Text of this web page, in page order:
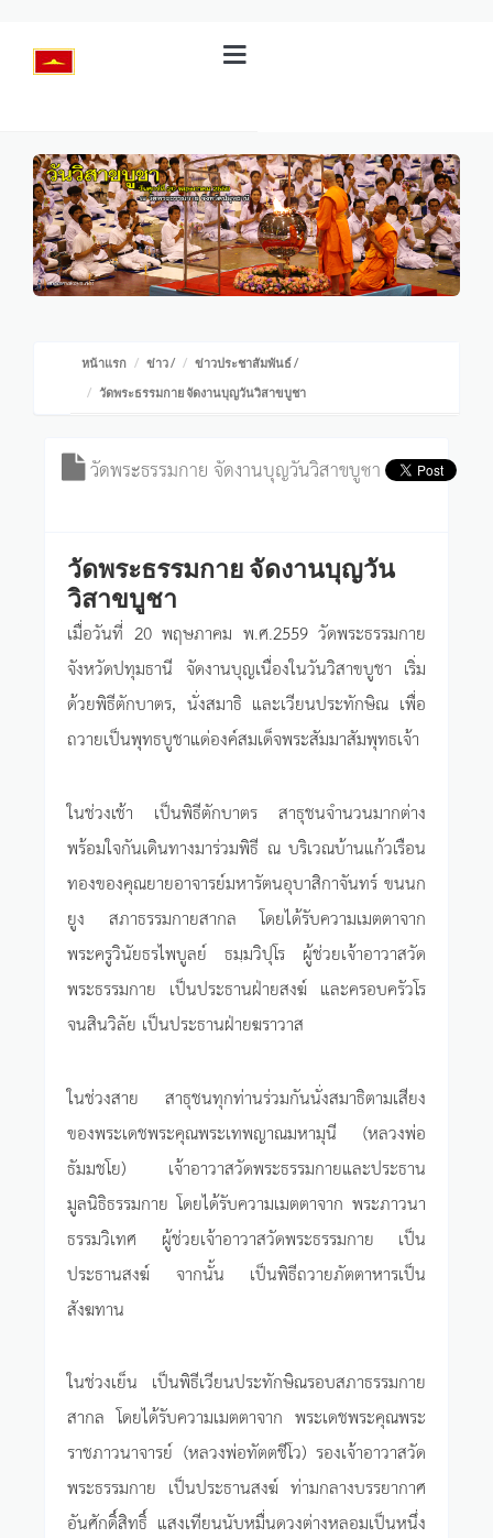
หน้าแรก ข่าว/ ข่าวประชาสัมพันธ์/
วัดพระธรรมกาย จัดงานบุญวันวิสาขบูชา
วัดพระธรรมกาย จัดงานบุญวันวิสาขบูชา
วัดพระธรรมกาย จัดงานบุญวัน
วิสาขบูชา
เมื่อวันที่ 20 พฤษภาคม พ.ศ.2559 วัดพระธรรมกาย
จังหวัดปทุมธานี จัดงานบุญเนื่องในวันวิสาขบูชา เริ่ม
ด้วยพิธีตักบาตร, นั่งสมาธิ และเวียนประทักษิณ เพื่อ
ถวายเป็นพุทธบูชาแด่องค์สมเด็จพระสัมมาสัมพุทธเจ้า
ในช่วงเช้า เป็นพิธีตักบาตร สาธุชนจำนวนมากต่าง
พร้อมใจกันเดินทางมาร่วมพิธี ณ บริเวณบ้านแก้วเรือน
ทองของคุณยายอาจารย์มหารัตนอุบาสิกาจันทร์ ขนนก
ยูง สภาธรรมกายสากล โดยได้รับความเมตตาจาก
พระครูวินัยธรไพบูลย์ ธมฺมวิปุโร ผู้ช่วยเจ้าอาวาสวัด
พระธรรมกาย เป็นประธานฝ่ายสงฆ์ และครอบครัวโร
จนสินวิลัย เป็นประธานฝ่ายฆราวาส
ในช่วงสาย สาธุชนทุกท่านร่วมกันนั่งสมาธิตามเสียง
ของพระเดชพระคุณพระเทพญาณมหามุนี (หลวงพ่อ
ธัมมชโย) เจ้าอาวาสวัดพระธรรมกายและประธาน
มูลนิธิธรรมกาย โดยได้รับความเมตตาจาก พระภาวนา
ธรรมวิเทศ ผู้ช่วยเจ้าอาวาสวัดพระธรรมกาย เป็น
ประธานสงฆ์ จากนั้น เป็นพิธีถวายภัตตาหารเป็น
สังฆทาน
ในช่วงเย็น เป็นพิธีเวียนประทักษิณรอบสภาธรรมกาย
สากล โดยได้รับความเมตตาจาก พระเดชพระคุณพระ
ราชภาวนาจารย์ (หลวงพ่อทัตตชีโว) รองเจ้าอาวาสวัด
พระธรรมกาย เป็นประธานสงฆ์ ท่ามกลางบรรยากาศ
อันศักดิ์สิทธิ์ แสงเทียนนับหมื่นดวงต่างหลอมเป็นหนึ่ง